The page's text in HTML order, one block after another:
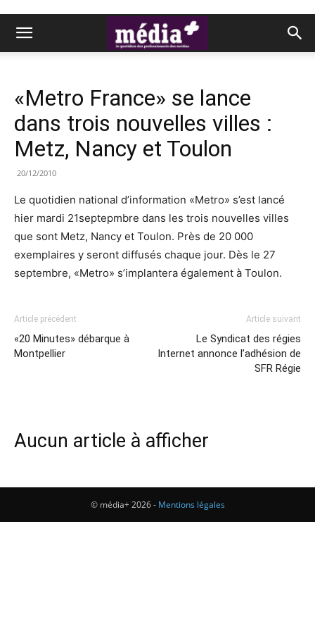
«Metro France» se lance
dans trois nouvelles villes :
Metz, Nancy et Toulon
20/12/2010
Le quotidien national d’information «Metro» s’est lancé
hier mardi 21septepmbre dans les trois nouvelles villes
que sont Metz, Nancy et Toulon. Près de 20 000
exemplaires y seront diffusés chaque jour. Dès le 27
septembre, «Metro» s’implantera également à Toulon.
Article précédent
«20 Minutes» débarque à
Montpellier
Article suivant
Le Syndicat des régies
Internet annonce l’adhésion de
SFR Régie
Aucun article à afficher
© média+ 2026 - Mentions légales